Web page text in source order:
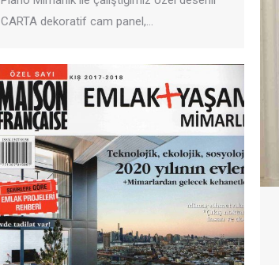
CARTA dekoratif cam panel,…